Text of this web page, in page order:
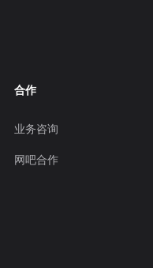
合作
业务咨询
网吧合作